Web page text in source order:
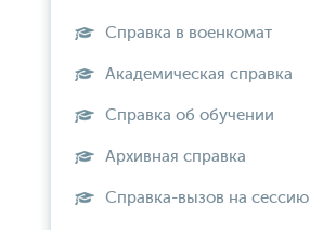
Справка в военкомат
Академическая справка
Справка об обучении
Архивная справка
Справка-вызов на сессию